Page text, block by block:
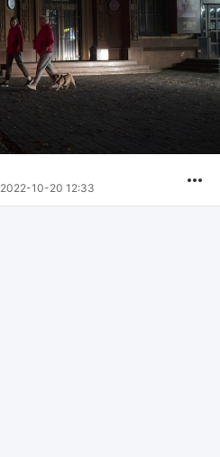
2022-10-20 12:33